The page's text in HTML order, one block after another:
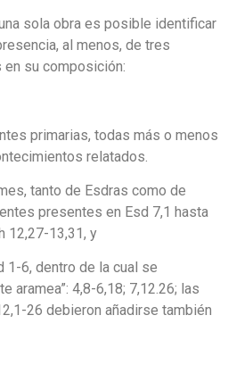
sola obra es posible identificar
al menos, de tres
su composición:
primarias, todas más o menos
relatados.
tanto de Esdras como de
presentes en Esd 7,1 hasta
12,27-13,31, y
6, dentro de la cual se
aramea”: 4,8-6,18; 7,12.26; las
26 debieron añadirse también